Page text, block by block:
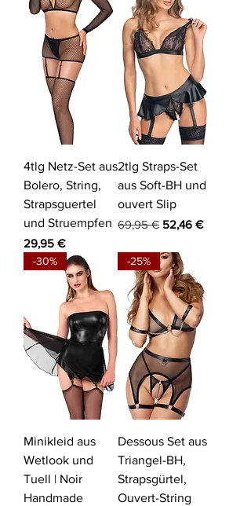
4tlg Netz-Set aus
Bolero, String,
Strapsguertel
und Struempfen
Preis
29,95 €
2tlg Straps-Set
aus Soft-BH und
ouvert Slip
Standardpreis
69,95 € Sale-Preis
52,46 €
-30%
Minikleid aus
Wetlook und
Tuell | Noir
Handmade
-25%
Dessous Set aus
Triangel-BH,
Strapsgürtel,
Ouvert-String